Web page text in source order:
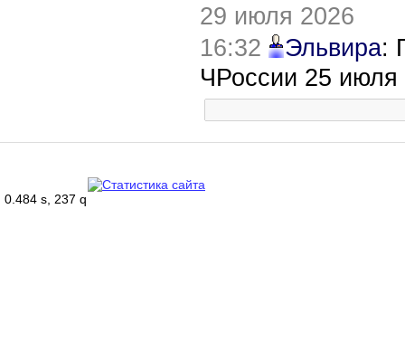
29 июля 2026
16:32
Эльвира:
ЧРоссии 25 июля
0.484 s, 237 q